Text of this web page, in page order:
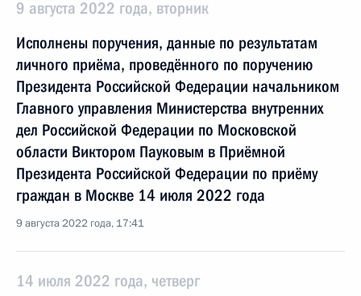
9 августа 2022 года, вторник
Исполнены поручения, данные по результатам
личного приёма, проведённого по поручению
Президента Российской Федерации начальником
Главного управления Министерства внутренних
дел Российской Федерации по Московской
области Виктором Пауковым в Приёмной
Президента Российской Федерации по приёму
граждан в Москве 14 июля 2022 года
9 августа 2022 года, 17:41
14 июля 2022 года, четверг